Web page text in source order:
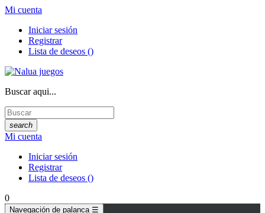
Mi cuenta
Iniciar sesión
Registrar
Lista de deseos ()
Buscar aqui...
search
Mi cuenta
Iniciar sesión
Registrar
Lista de deseos ()
0
Navegación de palanca ☰